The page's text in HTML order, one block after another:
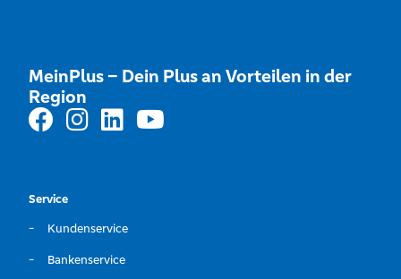
MeinPlus – Dein Plus an Vorteilen in der
Region
Service
Kundenservice
Bankenservice